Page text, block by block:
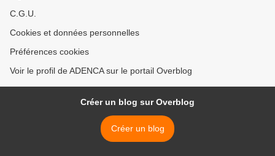
C.G.U.
Cookies et données personnelles
Préférences cookies
Voir le profil de ADENCA sur le portail Overblog
Créer un blog sur Overblog
Créer un blog